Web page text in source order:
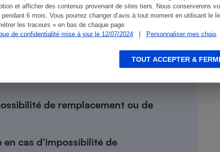
et afficher des contenus provenant de sites tiers. Nous conserverons
pendant 6 mois. Vous pourrez changer d’avis à tout moment en utilisant le
les traceurs » en bas de chaque page.
de confidentialité mise à jour le 12/07/2024
| Personnaliser mes choix
TOUT ACCEPTER &
du produit
de réponse dans le délai d’un
cas d’absence de réponse dans le
de remplacement ou de
cas d’impossibilité de